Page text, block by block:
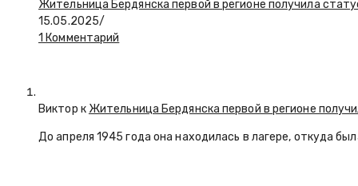
Жительница Бердянска первой в регионе получила
15.05.2025/
1 Комментарий
Виктор к Жительница Бердянска первой в регионе
До апреля 1945 года она находилась в лагере, откуда